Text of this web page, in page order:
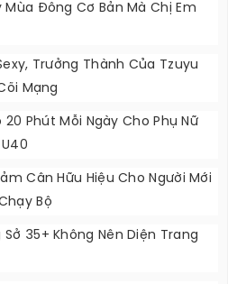
Mùa Đông Cơ Bản Mà Chị Em
Trưởng Thành Của Tzuyu
Mạng
20 Phút Mỗi Ngày Cho Phụ Nữ
Cân Hữu Hiệu Cho Người Mới
Bộ
Sở 35+ Không Nên Diện Trang